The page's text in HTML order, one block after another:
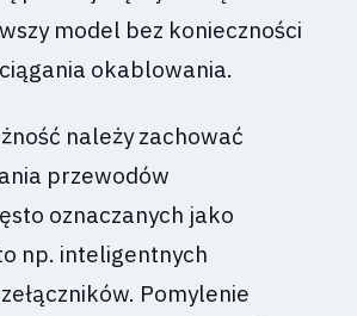
model bez konieczności
okablowania.
należy zachować
przewodów
oznaczanych jako
np. inteligentnych
Pomylenie